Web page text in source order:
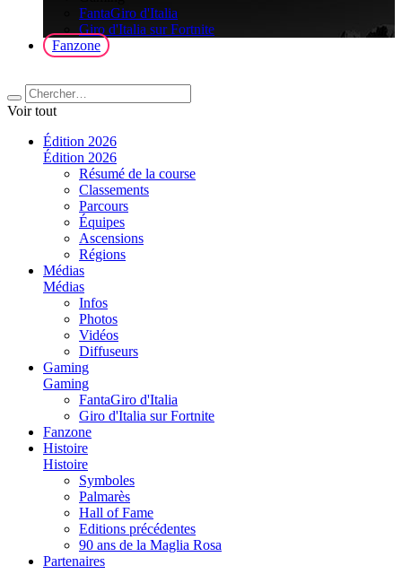
FantaGiro d'Italia
Giro d'Italia sur Fortnite
Fanzone
Voir tout
Édition 2026
Édition 2026
Résumé de la course
Classements
Parcours
Équipes
Ascensions
Régions
Médias
Médias
Infos
Photos
Vidéos
Diffuseurs
Gaming
Gaming
FantaGiro d'Italia
Giro d'Italia sur Fortnite
Fanzone
Histoire
Histoire
Symboles
Palmarès
Hall of Fame
Editions précédentes
90 ans de la Maglia Rosa
Partenaires